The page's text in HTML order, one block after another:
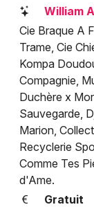
Activité &
Foires &
Spectacles
Concerts
Lyon
Marseille
Mulhouse
Montpellier
Nantes
Nice
Paris
William
Cie Braque A
Trame, Cie
Kompa
Compagnie,
Duchère x
Sauvegarde,
Marion,
Recyclerie
Comme Tes
d'Ame.
Gratuit